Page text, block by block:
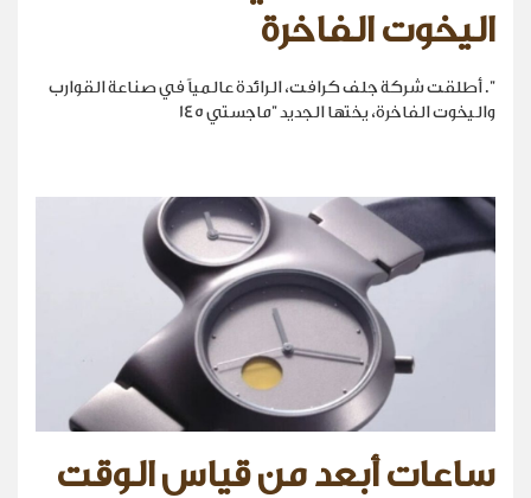
اليخوت الفاخرة
". أطلقت شركة جلف كرافت، الرائدة عالمياً في صناعة القوارب
واليخوت الفاخرة، يختها الجديد "ماجستي 145
ساعات أبعد من قياس الوقت